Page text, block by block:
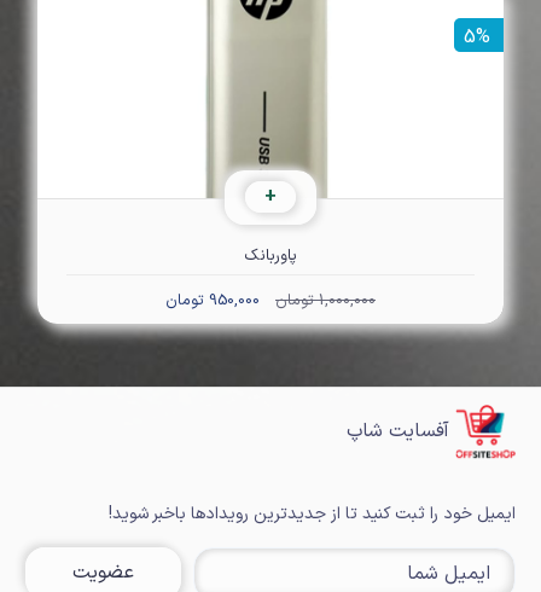
+
5%
پاوربانک
1,000,000 تومان 950,000 تومان
آفسایت شاپ
ایمیل خود را ثبت کنید تا از جدیدترین رویدادها باخبر شوید!
عضویت